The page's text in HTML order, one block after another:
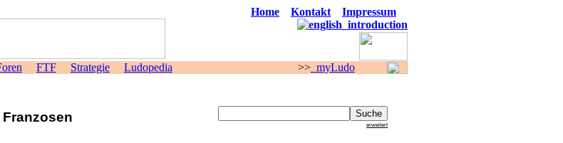
Home Kontakt Impressum
FTF Strategie Ludopedia >> myLudo
erweitert